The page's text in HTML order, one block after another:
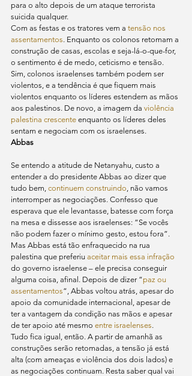
para o alto depois de um ataque terrorista
suicida qualquer.
Com as festas e os tratores vem a tensão nos
assentamentos. Enquanto os colonos retomam a
construção de casas, escolas e seja-lá-o-que-for,
o sentimento é de medo, ceticismo e tensão.
Sim, colonos israelenses também podem ser
violentos, e a tendência é que fiquem mais
violentos enquanto os líderes estendem as mãos
aos palestinos. De novo, a imagem da violência
palestina crescente enquanto os líderes deles
sentam e negociam com os israelenses.
Abbas
Se entendo a atitude de Netanyahu, custo a
entender a do presidente Abbas ao dizer que
tudo bem, continuem construindo, não vamos
interromper as negociações. Confesso que
esperava que ele levantasse, batesse com força
na mesa e dissesse aos israelenses: “Se vocês
não podem fazer o mínimo gesto, estou fora”.
Mas Abbas está tão enfraquecido na rua
palestina que preferiu aceitar mais essa infração
do governo israelense – ele precisa conseguir
alguma coisa, afinal. Depois de dizer “paz ou
assentamentos“, Abbas voltou atrás, apesar do
apoio da comunidade internacional, apesar de
ter a vantagem da condição nas mãos e apesar
de ter apoio até mesmo entre israelenses.
Tudo fica igual, então. A partir de amanhã as
construções serão retomadas, a tensão já está
alta (com ameaças e violência dos dois lados) e
as negociações continuam. Resta saber qual vai